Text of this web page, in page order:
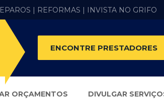
| REFORMAS | INVISTA NO GRIFO
ENCONTRE PRESTADORES
ORÇAMENTOS DIVULGAR